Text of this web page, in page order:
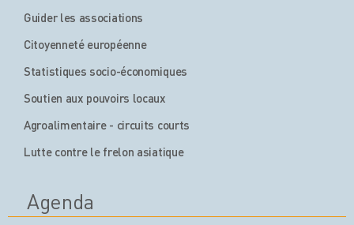
Guider les associations
Citoyenneté européenne
Statistiques socio-économiques
Soutien aux pouvoirs locaux
Agroalimentaire - circuits courts
Lutte contre le frelon asiatique
Agenda